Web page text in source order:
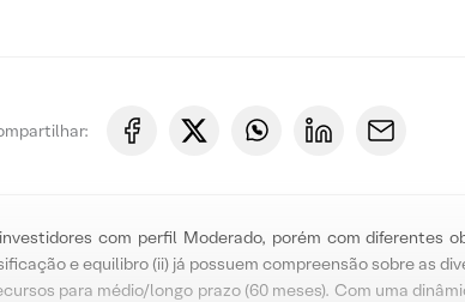
com perfil Moderado, porém com diferentes
e equilibro (ii) já possuem compreensão sobre as
para médio/longo prazo (60 meses). Com uma